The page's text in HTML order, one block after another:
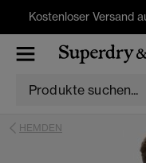
Kostenloser Versand
HEMDEN